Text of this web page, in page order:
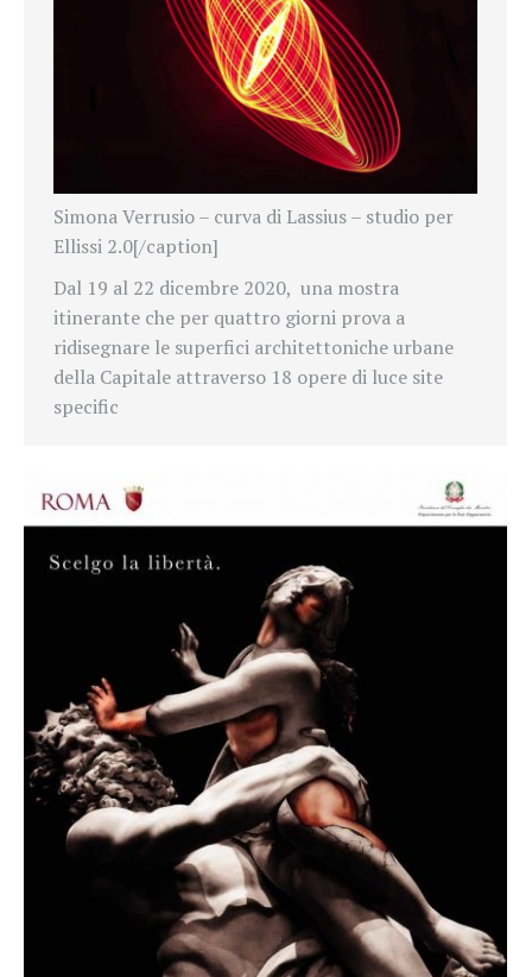
Simona Verrusio – curva di Lassius – studio per
Ellissi 2.0[/caption]
Dal 19 al 22 dicembre 2020, una mostra
itinerante che per quattro giorni prova a
ridisegnare le superfici architettoniche urbane
della Capitale attraverso 18 opere di luce site
specific